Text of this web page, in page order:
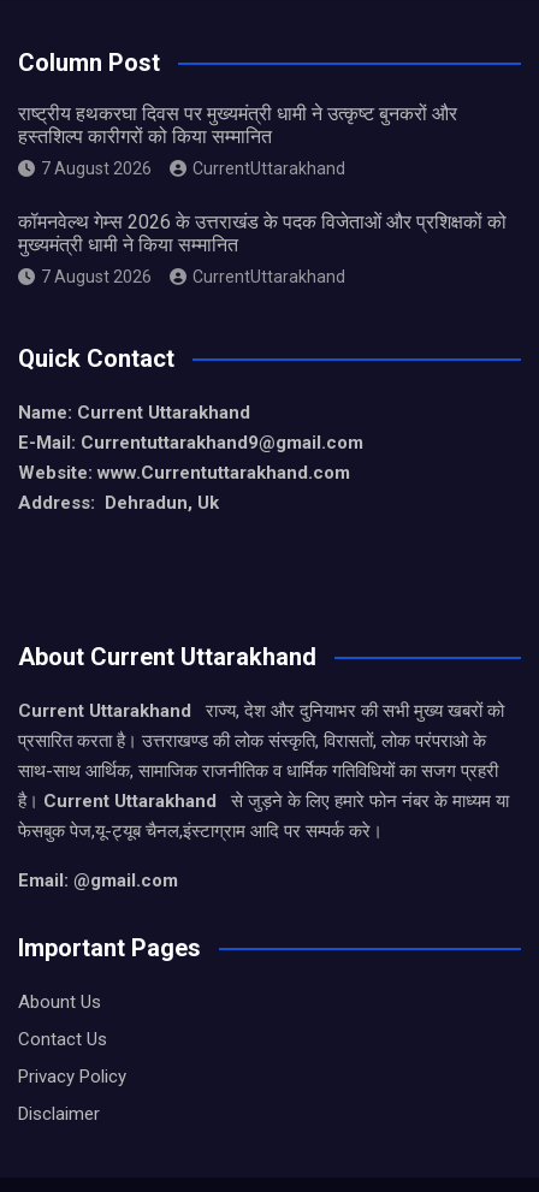
Column Post
राष्ट्रीय हथकरघा दिवस पर मुख्यमंत्री धामी ने उत्कृष्ट बुनकरों और
हस्तशिल्प कारीगरों को किया सम्मानित
7 August 2026 CurrentUttarakhand
कॉमनवेल्थ गेम्स 2026 के उत्तराखंड के पदक विजेताओं और प्रशिक्षकों को
मुख्यमंत्री धामी ने किया सम्मानित
7 August 2026 CurrentUttarakhand
Quick Contact
Name: Current Uttarakhand
E-Mail: Currentuttarakhand9@gmail.com
Website: www.Currentuttarakhand.com
Address: Dehradun, Uk
About Current Uttarakhand
Current Uttarakhand
राज्य, देश और दुनियाभर की सभी मुख्य खबरों को
प्रसारित करता है। उत्तराखण्ड की लोक संस्कृति, विरासतों, लोक परंपराओ के
साथ-साथ आर्थिक, सामाजिक राजनीतिक व धार्मिक गतिविधियों का सजग प्रहरी
है। Current Uttarakhand
से जुड़ने के लिए हमारे फोन नंबर के माध्यम या
फेसबुक पेज,यू-ट्यूब चैनल,इंस्टाग्राम आदि पर सम्पर्क करे।
Email: @gmail.com
Important Pages
Abount Us
Contact Us
Privacy Policy
Disclaimer